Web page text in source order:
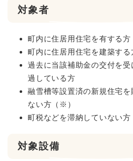
対象者
町内に住居用住宅を有する方
町内に住居用住宅を建築する
過去に当該補助金の交付を
過している方
融雪槽等設置済の新規住宅
ない方（※）
町税などを滞納していない方
対象設備